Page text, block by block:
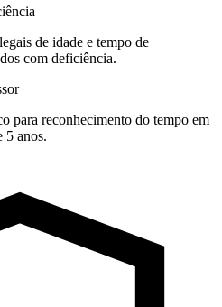
de idade e tempo de
com deficiência.
para reconhecimento do tempo em
5 anos.